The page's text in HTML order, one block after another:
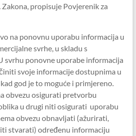
Zakona, propisuje Povjerenik za
na ponovnu uporabu informacija u
svrhe, u skladu s
svrhu ponovne uporabe informacija
svoje informacije dostupnima u
god je to moguće i primjereno.
obvezu osigurati pretvorbu
u drugi niti osigurati uporabu
obvezu obnavljati (ažurirati,
stvarati) određenu informaciju